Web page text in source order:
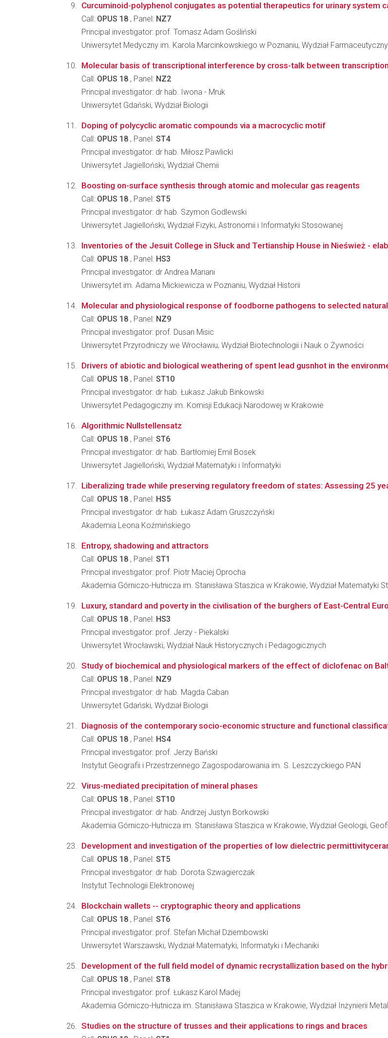
Curcuminoid-polyphenol conjugates as potential therapeutics for urinary system
Call: OPUS 18 , Panel: NZ7
Principal investigator: prof. Tomasz Adam Gośliński
Uniwersytet Medyczny im. Karola Marcinkowskiego w Poznaniu, Wydział Farmaceutyczny
Molecular basis of transcriptional interference by cross-talk between
Call: OPUS 18 , Panel: NZ2
Principal investigator: dr hab. Iwona - Mruk
Uniwersytet Gdański, Wydział Biologii
Doping of polycyclic aromatic compounds via a macrocyclic motif
Call: OPUS 18 , Panel: ST4
Principal investigator: dr hab. Miłosz Pawlicki
Uniwersytet Jagielloński, Wydział Chemii
Boosting on-surface synthesis through atomic and molecular gas reagents
Call: OPUS 18 , Panel: ST5
Principal investigator: dr hab. Szymon Godlewski
Uniwersytet Jagielloński, Wydział Fizyki, Astronomii i Informatyki Stosowanej
Inventories of the Jesuit College in Słuck and Tertianship House in Nieśwież -
Call: OPUS 18 , Panel: HS3
Principal investigator: dr Andrea Mariani
Uniwersytet im. Adama Mickiewicza w Poznaniu, Wydział Historii
Molecular and physiological response of foodborne pathogens to selected
Call: OPUS 18 , Panel: NZ9
Principal investigator: prof. Dusan Misic
Uniwersytet Przyrodniczy we Wrocławiu, Wydział Biotechnologii i Nauk o Żywności
Drivers of abiotic and biological weathering of spent lead gusnhot in the
Call: OPUS 18 , Panel: ST10
Principal investigator: dr hab. Łukasz Jakub Binkowski
Uniwersytet Pedagogiczny im. Komisji Edukacji Narodowej w Krakowie
Algorithmic Nullstellensatz
Call: OPUS 18 , Panel: ST6
Principal investigator: dr hab. Bartłomiej Emil Bosek
Uniwersytet Jagielloński, Wydział Matematyki i Informatyki
Liberalizing trade while preserving regulatory freedom of states: Assessing 25
Call: OPUS 18 , Panel: HS5
Principal investigator: dr hab. Łukasz Adam Gruszczyński
Akademia Leona Koźmińskiego
Entropy, shadowing and attractors
Call: OPUS 18 , Panel: ST1
Principal investigator: prof. Piotr Maciej Oprocha
Akademia Górniczo-Hutnicza im. Stanisława Staszica w Krakowie, Wydział Matematyki
Luxury, standard and poverty in the civilisation of the burghers of East-Central
Call: OPUS 18 , Panel: HS3
Principal investigator: prof. Jerzy - Piekalski
Uniwersytet Wrocławski, Wydział Nauk Historycznych i Pedagogicznych
Study of biochemical and physiological markers of the effect of diclofenac on
Call: OPUS 18 , Panel: NZ9
Principal investigator: dr hab. Magda Caban
Uniwersytet Gdański, Wydział Biologii
Diagnosis of the contemporary socio-economic structure and functional
Call: OPUS 18 , Panel: HS4
Principal investigator: prof. Jerzy Bański
Instytut Geografii i Przestrzennego Zagospodarowania im. S. Leszczyckiego PAN
Virus-mediated precipitation of mineral phases
Call: OPUS 18 , Panel: ST10
Principal investigator: dr hab. Andrzej Justyn Borkowski
Akademia Górniczo-Hutnicza im. Stanisława Staszica w Krakowie, Wydział Geologii,
Development and investigation of the properties of low dielectric
Call: OPUS 18 , Panel: ST5
Principal investigator: dr hab. Dorota Szwagierczak
Instytut Technologii Elektronowej
Blockchain wallets -- cryptographic theory and applications
Call: OPUS 18 , Panel: ST6
Principal investigator: prof. Stefan Michał Dziembowski
Uniwersytet Warszawski, Wydział Matematyki, Informatyki i Mechaniki
Development of the full field model of dynamic recrystallization based on the
Call: OPUS 18 , Panel: ST8
Principal investigator: prof. Łukasz Karol Madej
Akademia Górniczo-Hutnicza im. Stanisława Staszica w Krakowie, Wydział Inżynierii
Studies on the structure of trusses and their applications to rings and braces